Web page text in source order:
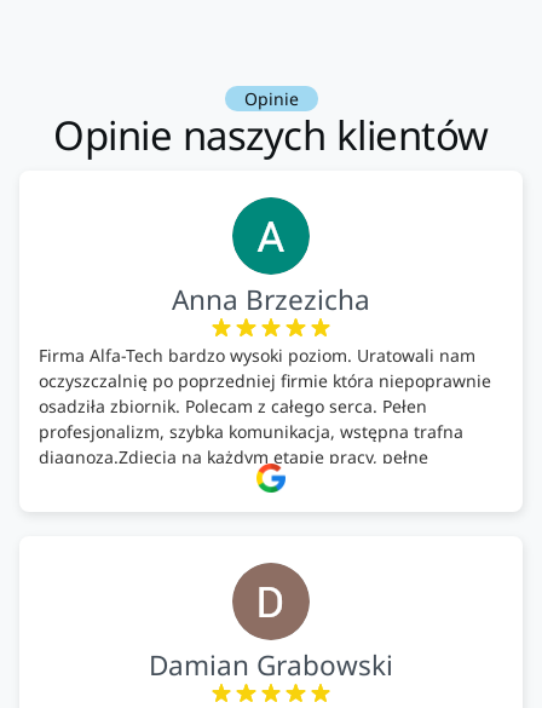
Opinie
Opinie naszych klientów
Anna Brzezicha
Firma Alfa-Tech bardzo wysoki poziom. Uratowali nam
oczyszczalnię po poprzedniej firmie która niepoprawnie
osadziła zbiornik. Polecam z całego serca. Pełen
profesjonalizm, szybka komunikacja, wstępna trafna
diagnoza.Zdjęcia na każdym etapie pracy, pełne
doradztwo.Dobrze wyszkoleni i znający się na rzeczy.
Podsumowując ekipa na wysokim poziomie, rzetelna.
Damian Grabowski